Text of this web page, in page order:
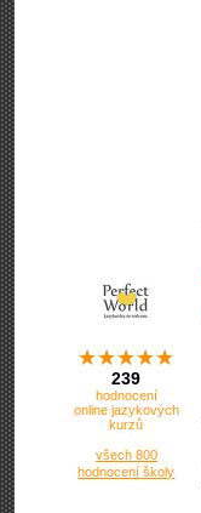
239
hodnocení
online jazykových
kurzů
všech 800
hodnocení školy